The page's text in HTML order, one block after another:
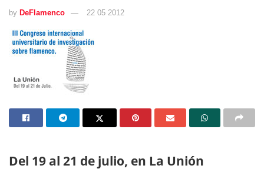
by DeFlamenco 22 05 2012
Del 19 al 21 de julio, en La Unión